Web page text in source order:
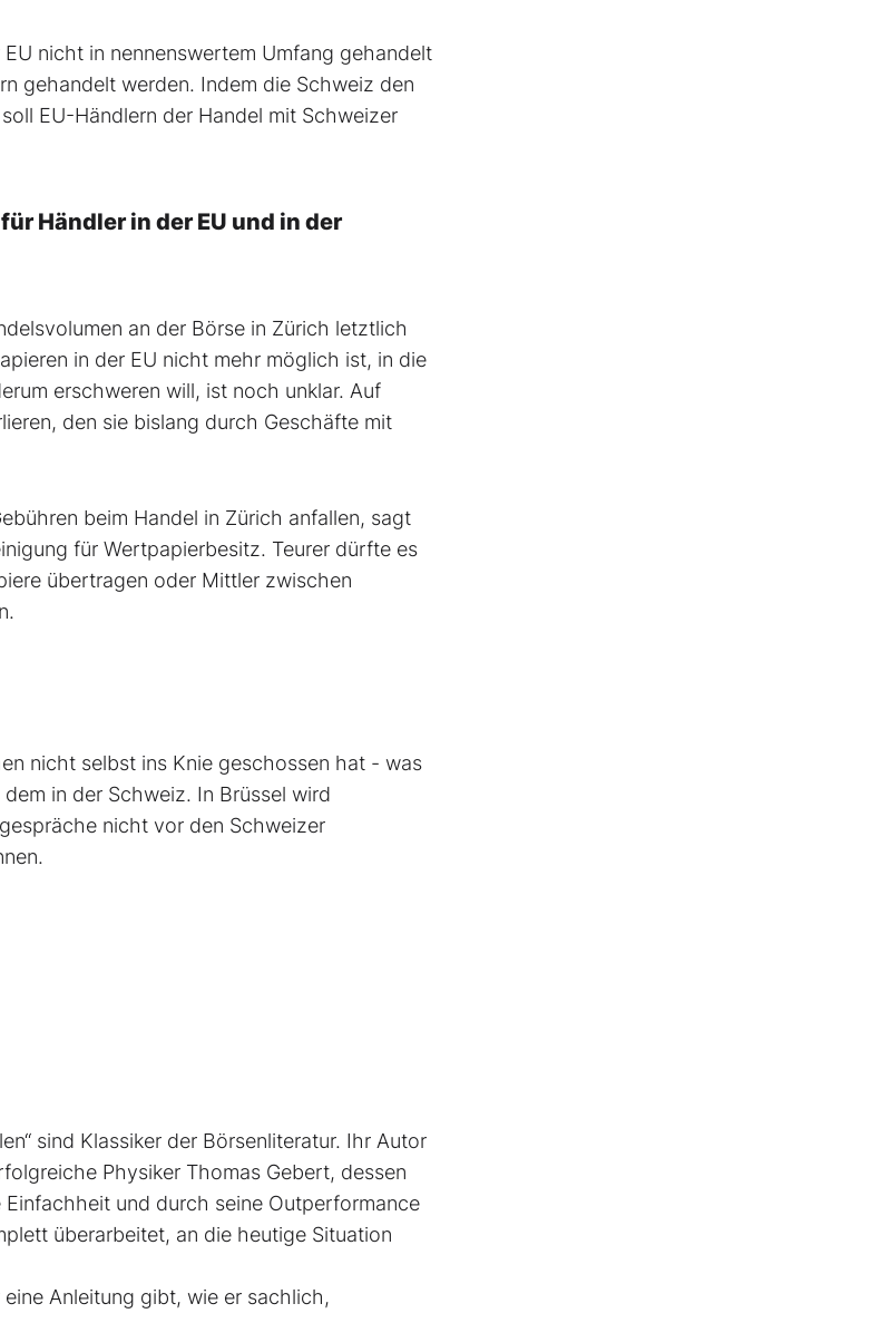
nicht in nennenswertem Umfang gehandelt
gehandelt werden. Indem die Schweiz den
EU-Händlern der Handel mit Schweizer
Händler in der EU und in der
an der Börse in Zürich letztlich
in der EU nicht mehr möglich ist, in die
erschweren will, ist noch unklar. Auf
den sie bislang durch Geschäfte mit
beim Handel in Zürich anfallen, sagt
für Wertpapierbesitz. Teurer dürfte es
übertragen oder Mittler zwischen
nicht selbst ins Knie geschossen hat - was
in der Schweiz. In Brüssel wird
nicht vor den Schweizer
sind Klassiker der Börsen­literatur. Ihr Autor
Physiker Thomas Gebert, dessen
und durch seine Outperformance
überarbeitet, an die heutige ­Situation
Anleitung gibt, wie er sachlich,